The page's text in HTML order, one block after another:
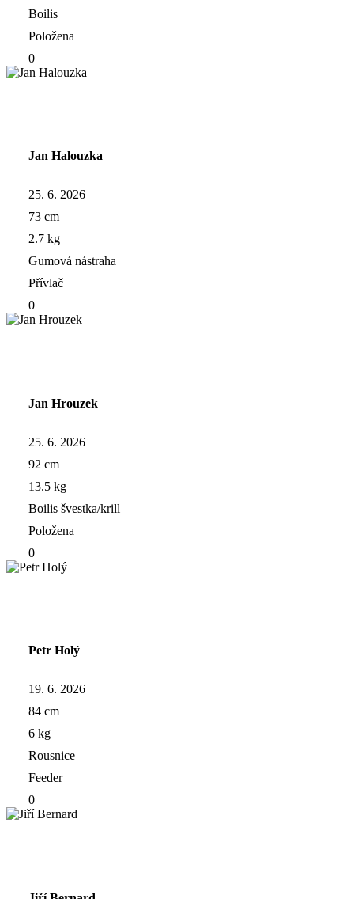
Boilis
Položena
0
Jan Halouzka
25. 6. 2026
73 cm
2.7 kg
Gumová nástraha
Přívlač
0
Jan Hrouzek
25. 6. 2026
92 cm
13.5 kg
Boilis švestka/krill
Položena
0
Petr Holý
19. 6. 2026
84 cm
6 kg
Rousnice
Feeder
0